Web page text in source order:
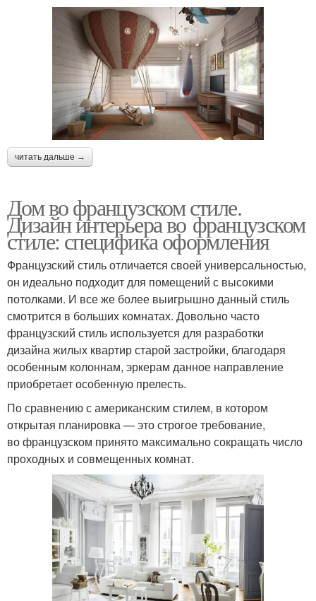
читать дальше →
Дом во французском стиле.
Дизайн интерьера во французском
стиле: специфика оформления
Французский стиль отличается своей универсальностью,
он идеально подходит для помещений с высокими
потолками. И все же более выигрышно данный стиль
смотрится в больших комнатах. Довольно часто
французский стиль используется для разработки
дизайна жилых квартир старой застройки, благодаря
особенным колоннам, эркерам данное направление
приобретает особенную прелесть.
По сравнению с американским стилем, в котором
открытая планировка — это строгое требование,
во французском принято максимально сокращать число
проходных и совмещенных комнат.